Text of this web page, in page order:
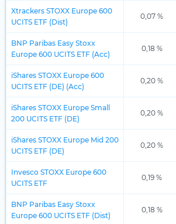
Xtrackers STOXX Europe 600
UCITS ETF (Dist)
0,07 %
BNP Paribas Easy Stoxx
Europe 600 UCITS ETF (Acc)
0,18 %
iShares STOXX Europe 600
UCITS ETF (DE) (Acc)
0,20 %
iShares STOXX Europe Small
200 UCITS ETF (DE)
0,20 %
iShares STOXX Europe Mid 200
UCITS ETF (DE)
0,20 %
Invesco STOXX Europe 600
UCITS ETF
0,19 %
BNP Paribas Easy Stoxx
Europe 600 UCITS ETF (Dist)
0,18 %